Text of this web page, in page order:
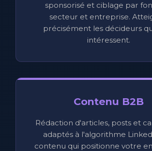
sponsorisé et ciblage par
secteur et entreprise.
précisément les décideurs
intéressent.
Contenu B2B
Rédaction d'articles, posts et
adaptés à l'algorithme
contenu qui positionne votre